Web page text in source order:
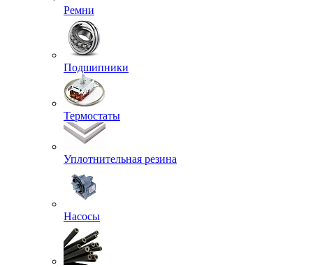
Ремни
Подшипники
Термостаты
Уплотнительная резина
Насосы